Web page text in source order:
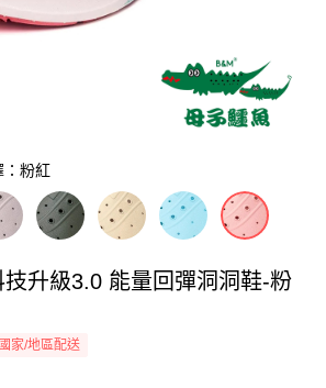
：粉紅
技升級3.0 能量回彈洞洞鞋-粉
國家/地區配送